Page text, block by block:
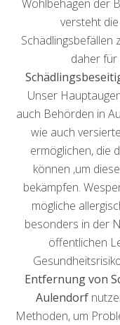
Wohlbehagen der
versteht
Schädlingsbefällen
daher für
Unser
auch Behörden in
wie auch
ermöglichen, die
können ,um
bekämpfen.
mögliche
besonders in der
öffentlichen
Entfernung von
Aulendorf
Methoden, um